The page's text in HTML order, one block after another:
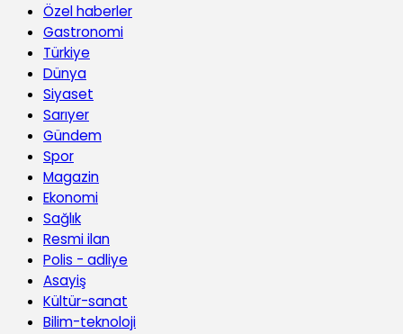
Özel haberler
Gastronomi
Türkiye
Dünya
Siyaset
Sarıyer
Gündem
Spor
Magazin
Ekonomi
Sağlık
Resmi ilan
Polis - adliye
Asayiş
Kültür-sanat
Bilim-teknoloji